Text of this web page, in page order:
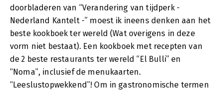
doorbladeren van “Verandering van tijdperk -
Nederland Kantelt -” moest ik ineens denken aan het
beste kookboek ter wereld (Wat overigens in deze
vorm niet bestaat). Een kookboek met recepten van
de 2 beste restaurants ter wereld “El Bulli” en
“Noma”, inclusief de menukaarten.
“Leeslustopwekkend”! Om in gastronomische termen